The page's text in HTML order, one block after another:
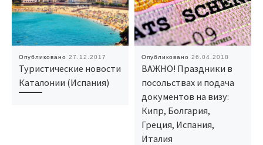
Опубликовано 27.12.2017
Туристические новости
Каталонии (Испания)
Опубликовано 26.04.2018
ВАЖНО! Праздники в
посольствах и подача
документов на визу:
Кипр, Болгария,
Греция, Испания,
Италия